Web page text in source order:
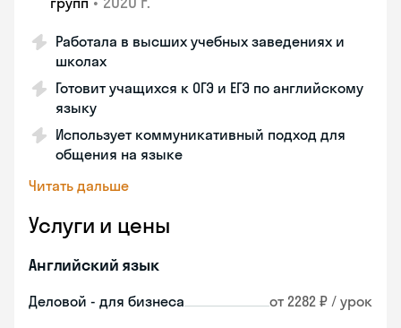
Работала в высших учебных заведениях и
школах
Готовит учащихся к ОГЭ и ЕГЭ по английскому
языку
Использует коммуникативный подход для
общения на языке
Читать дальше
Услуги и цены
Английский язык
Деловой - для бизнеса от 2282 ₽ / урок